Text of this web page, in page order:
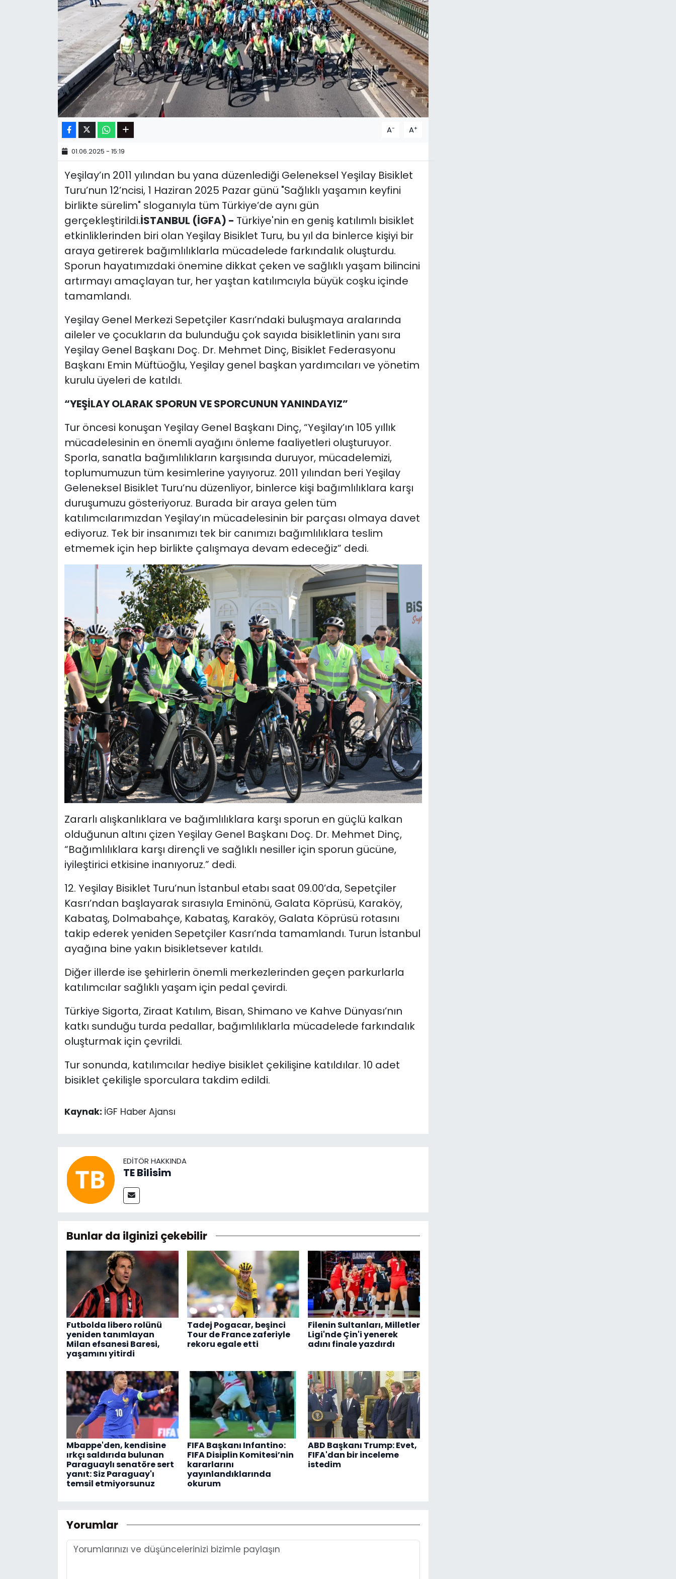
A- A+
01.06.2025 - 15:19
Yeşilay’ın 2011 yılından bu yana düzenlediği Geleneksel Yeşilay Bisiklet
Turu’nun 12’ncisi, 1 Haziran 2025 Pazar günü "Sağlıklı yaşamın keyfini
birlikte sürelim" sloganıyla tüm Türkiye’de aynı gün
gerçekleştirildi.İSTANBUL (İGFA) - Türkiye'nin en geniş katılımlı bisiklet
etkinliklerinden biri olan Yeşilay Bisiklet Turu, bu yıl da binlerce kişiyi bir
araya getirerek bağımlılıklarla mücadelede farkındalık oluşturdu.
Sporun hayatımızdaki önemine dikkat çeken ve sağlıklı yaşam bilincini
artırmayı amaçlayan tur, her yaştan katılımcıyla büyük coşku içinde
tamamlandı.
Yeşilay Genel Merkezi Sepetçiler Kasrı’ndaki buluşmaya aralarında
aileler ve çocukların da bulunduğu çok sayıda bisikletlinin yanı sıra
Yeşilay Genel Başkanı Doç. Dr. Mehmet Dinç, Bisiklet Federasyonu
Başkanı Emin Müftüoğlu, Yeşilay genel başkan yardımcıları ve yönetim
kurulu üyeleri de katıldı.
“YEŞİLAY OLARAK SPORUN VE SPORCUNUN YANINDAYIZ”
Tur öncesi konuşan Yeşilay Genel Başkanı Dinç, “Yeşilay’ın 105 yıllık
mücadelesinin en önemli ayağını önleme faaliyetleri oluşturuyor.
Sporla, sanatla bağımlılıkların karşısında duruyor, mücadelemizi,
toplumumuzun tüm kesimlerine yayıyoruz. 2011 yılından beri Yeşilay
Geleneksel Bisiklet Turu’nu düzenliyor, binlerce kişi bağımlılıklara karşı
duruşumuzu gösteriyoruz. Burada bir araya gelen tüm
katılımcılarımızdan Yeşilay’ın mücadelesinin bir parçası olmaya davet
ediyoruz. Tek bir insanımızı tek bir canımızı bağımlılıklara teslim
etmemek için hep birlikte çalışmaya devam edeceğiz” dedi.
Zararlı alışkanlıklara ve bağımlılıklara karşı sporun en güçlü kalkan
olduğunun altını çizen Yeşilay Genel Başkanı Doç. Dr. Mehmet Dinç,
“Bağımlılıklara karşı dirençli ve sağlıklı nesiller için sporun gücüne,
iyileştirici etkisine inanıyoruz.” dedi.
12. Yeşilay Bisiklet Turu’nun İstanbul etabı saat 09.00’da, Sepetçiler
Kasrı’ndan başlayarak sırasıyla Eminönü, Galata Köprüsü, Karaköy,
Kabataş, Dolmabahçe, Kabataş, Karaköy, Galata Köprüsü rotasını
takip ederek yeniden Sepetçiler Kasrı’nda tamamlandı. Turun İstanbul
ayağına bine yakın bisikletsever katıldı.
Diğer illerde ise şehirlerin önemli merkezlerinden geçen parkurlarla
katılımcılar sağlıklı yaşam için pedal çevirdi.
Türkiye Sigorta, Ziraat Katılım, Bisan, Shimano ve Kahve Dünyası’nın
katkı sunduğu turda pedallar, bağımlılıklarla mücadelede farkındalık
oluşturmak için çevrildi.
Tur sonunda, katılımcılar hediye bisiklet çekilişine katıldılar. 10 adet
bisiklet çekilişle sporculara takdim edildi.
Kaynak: İGF Haber Ajansı
EDITÖR HAKKINDA
TE Bilisim
Bunlar da ilginizi çekebilir
Futbolda libero rolünü
yeniden tanımlayan
Milan efsanesi Baresi,
yaşamını yitirdi
Tadej Pogacar, beşinci
Tour de France zaferiyle
rekoru egale etti
Filenin Sultanları, Milletler
Ligi'nde Çin'i yenerek
adını finale yazdırdı
Mbappe'den, kendisine
ırkçı saldırıda bulunan
Paraguaylı senatöre sert
yanıt: Siz Paraguay'ı
temsil etmiyorsunuz
FIFA Başkanı Infantino:
FIFA Disiplin Komitesi’nin
kararlarını
yayınlandıklarında
okurum
ABD Başkanı Trump: Evet,
FIFA'dan bir inceleme
istedim
Yorumlar